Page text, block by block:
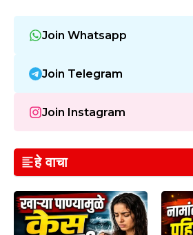
Join Whatsapp
Join Telegram
Join Instagram
हे वाचा